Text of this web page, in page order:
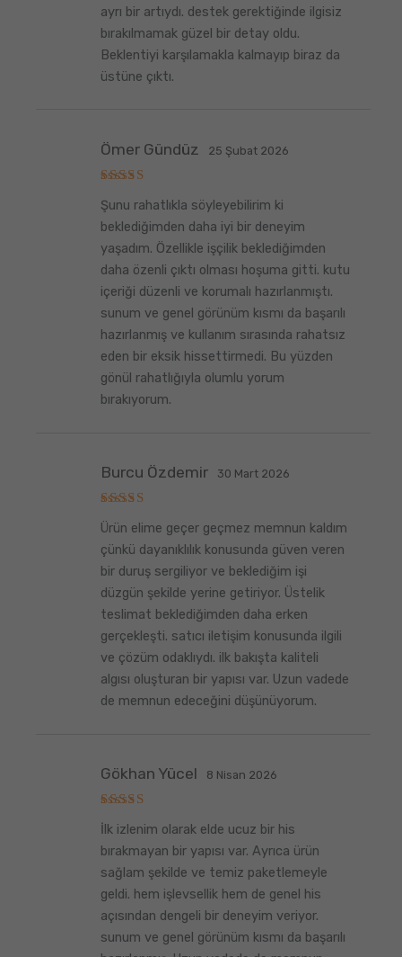
ayrı bir artıydı. destek gerektiğinde ilgisiz
bırakılmamak güzel bir detay oldu.
Beklentiyi karşılamakla kalmayıp biraz da
üstüne çıktı.
üzerinden
5
oy aldı
Ömer Gündüz 25 Şubat 2026
Şunu rahatlıkla söyleyebilirim ki
beklediğimden daha iyi bir deneyim
yaşadım. Özellikle işçilik beklediğimden
daha özenli çıktı olması hoşuma gitti. kutu
içeriği düzenli ve korumalı hazırlanmıştı.
sunum ve genel görünüm kısmı da başarılı
hazırlanmış ve kullanım sırasında rahatsız
eden bir eksik hissettirmedi. Bu yüzden
gönül rahatlığıyla olumlu yorum
bırakıyorum.
üzerinden
oy aldı
Burcu Özdemir 30 Mart 2026
Ürün elime geçer geçmez memnun kaldım
çünkü dayanıklılık konusunda güven veren
bir duruş sergiliyor ve beklediğim işi
düzgün şekilde yerine getiriyor. Üstelik
teslimat beklediğimden daha erken
gerçekleşti. satıcı iletişim konusunda ilgili
ve çözüm odaklıydı. ilk bakışta kaliteli
algısı oluşturan bir yapısı var. Uzun vadede
de memnun edeceğini düşünüyorum.
üzerinden
5
oy aldı
Gökhan Yücel 8 Nisan 2026
İlk izlenim olarak elde ucuz bir his
bırakmayan bir yapısı var. Ayrıca ürün
sağlam şekilde ve temiz paketlemeyle
geldi. hem işlevsellik hem de genel his
açısından dengeli bir deneyim veriyor.
sunum ve genel görünüm kısmı da başarılı